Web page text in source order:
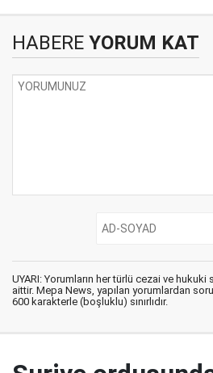
HABERE YORUM KAT
UYARI: Yorumların her türlü cezai ve
aittir. Mepa News, yapılan yorumlardan
600 karakterle (boşluklu) sınırlıdır.